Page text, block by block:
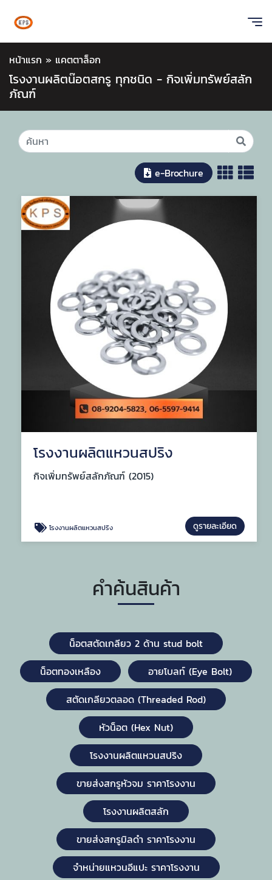
หน้าแรก » แคตตาล็อก
โรงงานผลิตน๊อตสกรู ทุกชนิด - กิจเพิ่มทรัพย์สลัก
ภัณฑ์
e-Brochure
โรงงานผลิตแหวนสปริง
กิจเพิ่มทรัพย์สลักภัณฑ์ (2015)
โรงงานผลิตแหวนสปริง ดูรายละเอียด
คำค้นสินค้า
น็อตสตัดเกลียว 2 ด้าน stud bolt
น็อตทองเหลือง
อายโบลท์ (Eye Bolt)
สตัดเกลียวตลอด (Threaded Rod)
หัวน็อต (Hex Nut)
โรงงานผลิตแหวนสปริง
ขายส่งสกรูหัวจม ราคาโรงงาน
โรงงานผลิตสลัก
ขายส่งสกรูมิลดำ ราคาโรงงาน
จำหน่ายแหวนอีแปะ ราคาโรงงาน